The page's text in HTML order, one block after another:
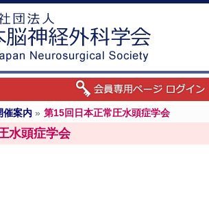
催案内 » 第15回日本正常圧水頭症学会
水頭症学会